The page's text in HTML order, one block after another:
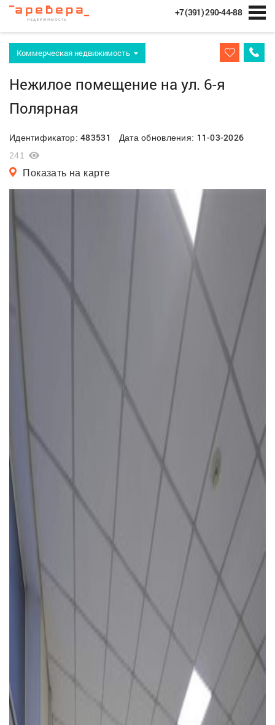
+7 (391) 290-44-88
Коммерческая недвижимость
Нежилое помещение на ул. 6-я
Полярная
Идентификатор:483531 Дата обновления: 11-03-2026
241
Показать на карте